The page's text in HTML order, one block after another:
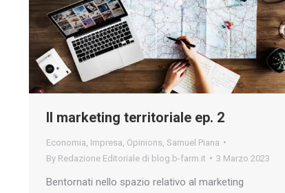
Il marketing territoriale ep. 2
Economia Impresa Opinions Samuel Piana
By Redazione Editoriale di blog.b-farm.it 3 Marzo 2023
Bentornati nello spazio relativo al marketing